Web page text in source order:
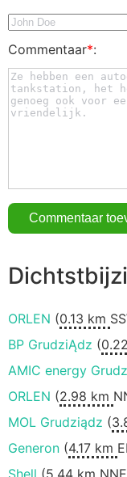
Commentaar*:
ORLEN (0.13 km
BP GrudziĄdz (
AMIC energy
ORLEN (2.98 km
MOL Grudziądz (
Generon (4.17 km